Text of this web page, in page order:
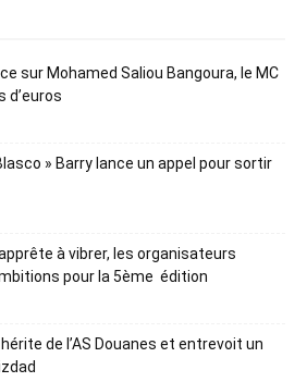
sur Mohamed Saliou Bangoura, le MC
d’euros
» Barry lance un appel pour sortir
à vibrer, les organisateurs
pour la 5ème édition
hérite de l’AS Douanes et entrevoit un